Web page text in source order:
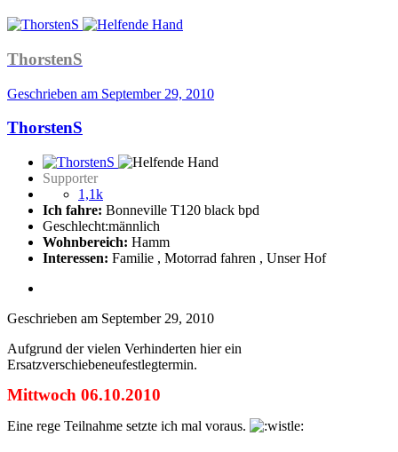
ThorstenS
Geschrieben am September 29, 2010
ThorstenS
Supporter
1,1k
Ich fahre: Bonneville T120 black bpd
Geschlecht:männlich
Wohnbereich: Hamm
Interessen: Familie , Motorrad fahren , Unser Hof
Geschrieben am September 29, 2010
Aufgrund der vielen Verhinderten hier ein
Ersatzverschiebeneufestlegtermin.
Mittwoch 06.10.2010
Eine rege Teilnahme setzte ich mal voraus.